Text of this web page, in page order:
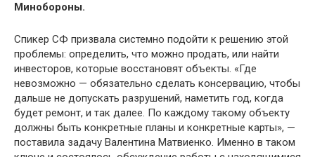
Минобороны.
Спикер СФ призвала системно подойти к решению этой
проблемы: определить, что можно продать, или найти
инвесторов, которые восстановят объекты. «Где
невозможно — обязательно сделать консервацию, чтобы
дальше не допускать разрушений, наметить год, когда
будет ремонт, и так далее. По каждому такому объекту
должны быть конкретные планы и конкретные карты», —
поставила задачу Валентина Матвиенко. Именно в таком